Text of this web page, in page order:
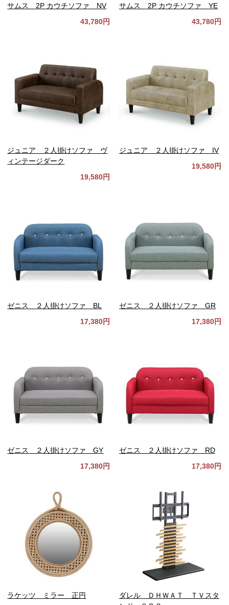
サムス 2P カウチソファ NV
43,780円
サムス 2P カウチソファ YE
43,780円
ジュニア ２人掛けソファ ヴ
ィンテージダーク
19,580円
ジュニア ２人掛けソファ IV
19,580円
ゼニス ２人掛けソファ BL
17,380円
ゼニス ２人掛けソファ GR
17,380円
ゼニス ２人掛けソファ GY
17,380円
ゼニス ２人掛けソファ RD
17,380円
ラケッツ ミラー 正円
ダレル ＤＨＷＡＴ ＴＶスタ